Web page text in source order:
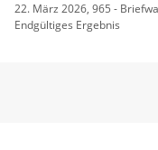
22. März 2026, 965 -
Endgültiges Ergebnis